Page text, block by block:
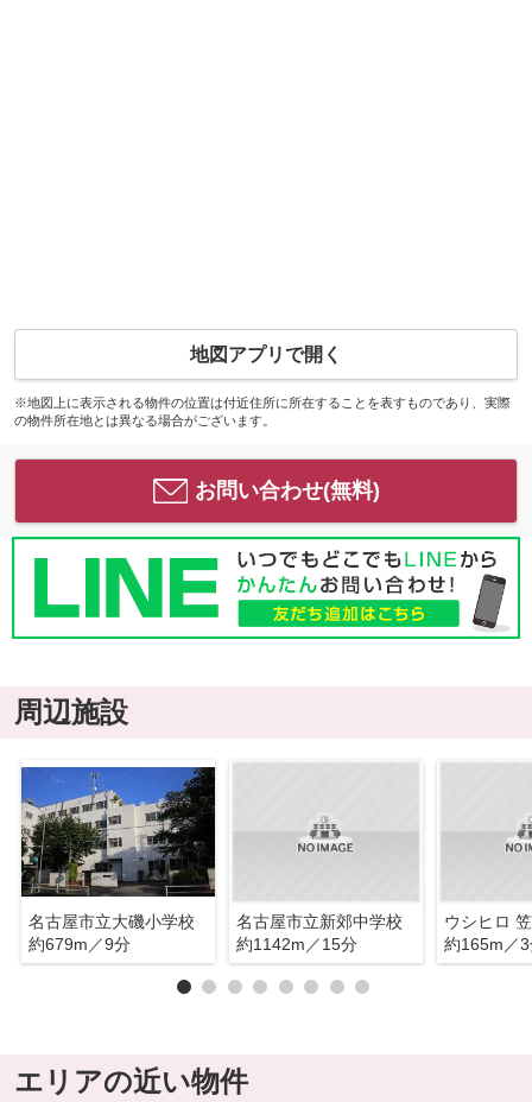
地図アプリで開く
※地図上に表示される物件の位置は付近住所に所在することを表すものであり、実際
の物件所在地とは異なる場合がございます。
お問い合わせ(無料)
周辺施設
名古屋市立大磯小学校
約679m／9分
名古屋市立新郊中学校
約1142m／15分
ウシヒロ
約165m／
エリアの近い物件